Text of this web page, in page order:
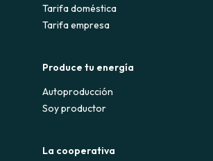
Tarifa doméstica
Tarifa empresa
Produce tu energía
Autoproducción
Soy productor
La cooperativa